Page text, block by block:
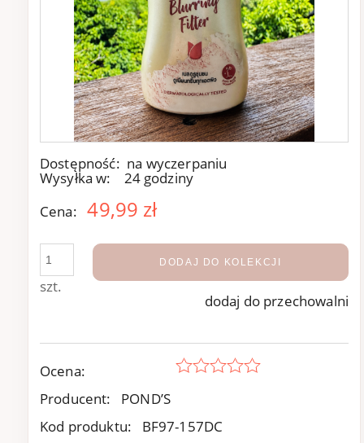
Dostępność: na wyczerpaniu
Wysyłka w:
24 godziny
Cena: 49,99 zł
szt.
DODAJ DO KOLEKCJI
dodaj do przechowalni
Ocena:
Producent:
POND’S
Kod produktu:
BF97-157DC